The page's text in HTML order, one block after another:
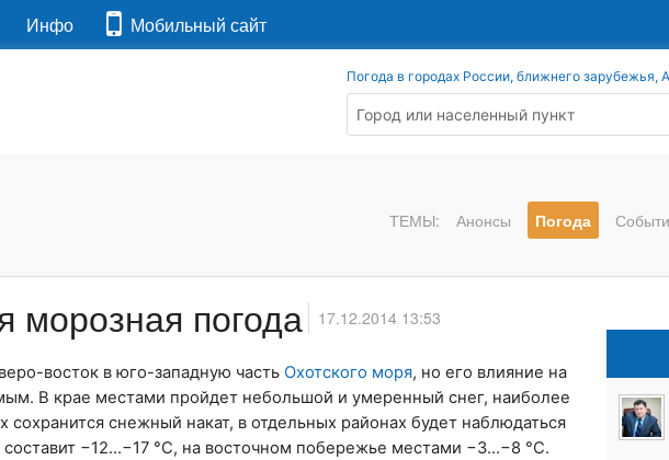
Инфо Мобильный сайт
Погода в городах России, ближнего зарубежья,
ТЕМЫ: Анонсы Погода
морозная погода 17.12.2014 13:53
восток в юго-западную часть Охотского моря, но его влияние на
В крае местами пройдет небольшой и умеренный снег, наиболее
снежный накат, в отдельных районах будет наблюдаться
−12…−17 °C, на восточном побережье местами −3…−8 °C.